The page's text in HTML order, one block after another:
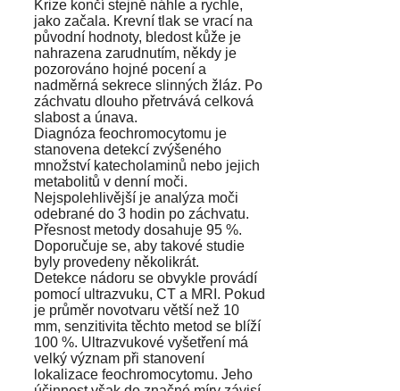
Krize končí stejně náhle a rychle,
jako začala. Krevní tlak se vrací na
původní hodnoty, bledost kůže je
nahrazena zarudnutím, někdy je
pozorováno hojné pocení a
nadměrná sekrece slinných žláz. Po
záchvatu dlouho přetrvává celková
slabost a únava.
Diagnóza feochromocytomu je
stanovena detekcí zvýšeného
množství katecholaminů nebo jejich
metabolitů v denní moči.
Nejspolehlivější je analýza moči
odebrané do 3 hodin po záchvatu.
Přesnost metody dosahuje 95 %.
Doporučuje se, aby takové studie
byly provedeny několikrát.
Detekce nádoru se obvykle provádí
pomocí ultrazvuku, CT a MRI. Pokud
je průměr novotvaru větší než 10
mm, senzitivita těchto metod se blíží
100 %. Ultrazvukové vyšetření má
velký význam při stanovení
lokalizace feochromocytomu. Jeho